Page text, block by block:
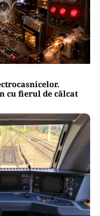
cu fierul de călcat